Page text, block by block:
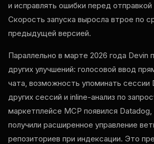
и исправлять ошибки перед
Скорость запуска выросла втрое по
предыдущей версией.
Параллельно в марте 2026 года Devin
других улучшений: голосовой ввод
чата, возможность упоминать сессии
других сессий и inline-анализ по
маркетплейсе MCP появился Datadog,
получили расширенное управление
репозиториев при индексации. Это